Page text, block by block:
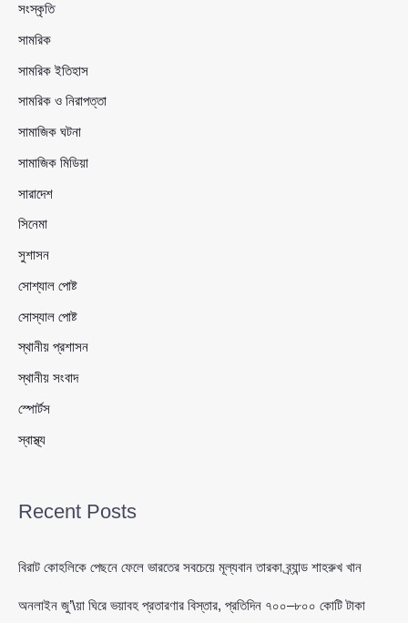
সংস্কৃতি
সামরিক
সামরিক ইতিহাস
সামরিক ও নিরাপত্তা
সামাজিক ঘটনা
সামাজিক মিডিয়া
সারাদেশ
সিনেমা
সুশাসন
সোশ্যাল পোষ্ট
সোস্যাল পোষ্ট
স্থানীয় প্রশাসন
স্থানীয় সংবাদ
স্পোর্টস
স্বাস্থ্য
Recent Posts
বিরাট কোহলিকে পেছনে ফেলে ভারতের সবচেয়ে মূল্যবান তারকা ব্র্যান্ড শাহরুখ খান
অনলাইন জু’\য়া ঘিরে ভয়াবহ প্রতারণার বিস্তার, প্রতিদিন ৭০০–৮০০ কোটি টাকা